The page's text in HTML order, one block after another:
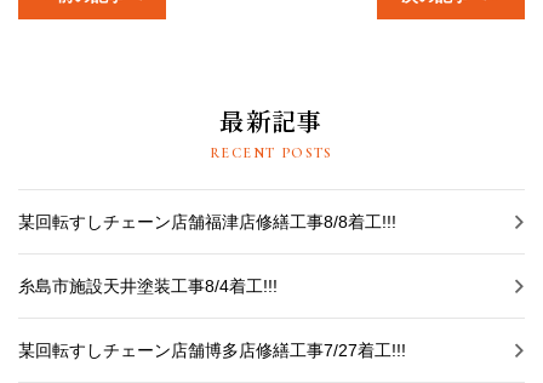
プライバシーポリシー
お知らせ
スタッフブログ
最新記事
RECENT POSTS
某回転すしチェーン店舗福津店修繕工事8/8着工!!!
糸島市施設天井塗装工事8/4着工!!!
某回転すしチェーン店舗博多店修繕工事7/27着工!!!